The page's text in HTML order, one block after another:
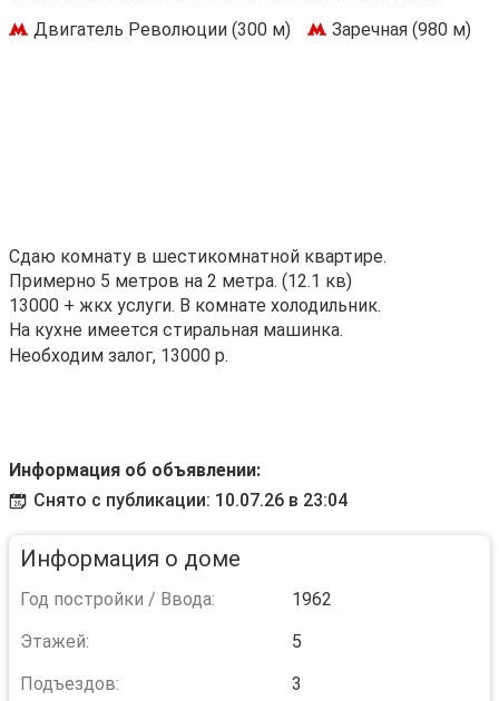
Двигатель Революции (300 м)
Заречная (980 м)
Сдаю комнату в шестикомнатной квартире.
Примерно 5 метров на 2 метра. (12.1 кв)
13000 + жкх услуги. В комнате холодильник.
На кухне имеется стиральная машинка.
Необходим залог, 13000 р.
Информация об объявлении:
Снято с публикации: 10.07.26 в 23:04
Информация о доме
Год постройки / Ввода:
1962
Этажей:
5
Подъездов:
3